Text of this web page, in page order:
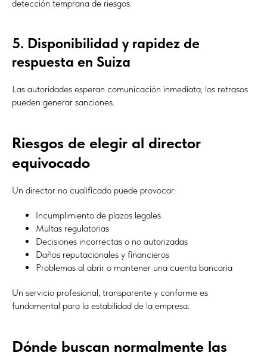
detección temprana de riesgos.
5. Disponibilidad y rapidez de
respuesta en Suiza
Las autoridades esperan comunicación inmediata; los retrasos
pueden generar sanciones.
Riesgos de elegir al director
equivocado
Un director no cualificado puede provocar:
Incumplimiento de plazos legales
Multas regulatorias
Decisiones incorrectas o no autorizadas
Daños reputacionales y financieros
Problemas al abrir o mantener una cuenta bancaria
Un servicio profesional, transparente y conforme es
fundamental para la estabilidad de la empresa.
Dónde buscan normalmente las